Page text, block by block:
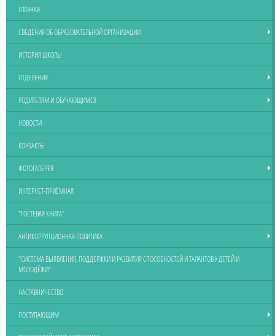
ГЛАВНАЯ
СВЕДЕНИЯ ОБ ОБРАЗОВАТЕЛЬНОЙ ОРГАНИЗАЦИИ
ИСТОРИЯ ШКОЛЫ
ОТДЕЛЕНИЯ
РОДИТЕЛЯМ И ОБУЧАЮЩИМСЯ
НОВОСТИ
КОНТАКТЫ
ФОТОГАЛЕРЕЯ
ИНТЕРНЕТ-ПРИЁМНАЯ
"ГОСТЕВАЯ КНИГА"
АНТИКОРРУПЦИОННАЯ ПОЛИТИКА
"СИСТЕМА ВЫЯВЛЕНИЯ, ПОДДЕРЖКИ И РАЗВИТИЯ СПОСОБНОСТЕЙ И ТАЛАНТОВ У ДЕТЕЙ И
МОЛОДЁЖИ"
НАСТАВНИЧЕСТВО
ПОСТУПАЮЩИМ